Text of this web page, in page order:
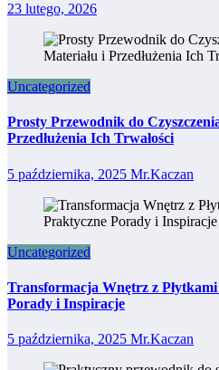
23 lutego, 2026
Uncategorized
Prosty Przewodnik do
Przedłużenia Ich Trwałości
5 października, 2025 Mr.Kaczan
Uncategorized
Transformacja Wnętrz z
Porady i Inspiracje
5 października, 2025 Mr.Kaczan